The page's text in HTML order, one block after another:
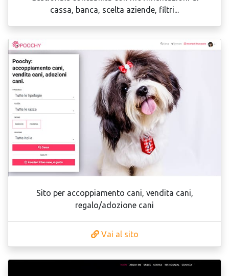
cassa, banca, scelta aziende, filtri...
Sito per accoppiamento cani, vendita cani,
regalo/adozione cani
Vai al sito